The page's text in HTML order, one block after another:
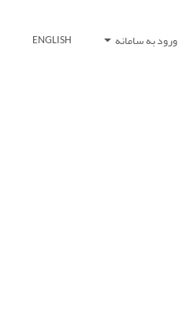
ورود به سامانه ENGLISH